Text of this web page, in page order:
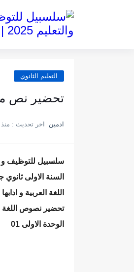
التعليم الثانوي
تحضير نص
ادمين اخر تحديث :
سلسبيل للتوظيف و
السنة الاولى
اللغة العربية و ادابها للسنة الاولى 1
تحضير نصوص اللغة العربية للسنة
الوحدة الاولى 01